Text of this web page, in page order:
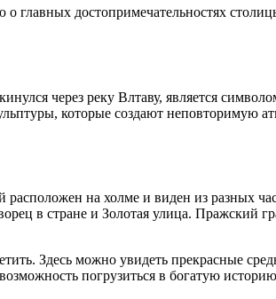
главных достопримечательностях
через реку Влтаву, является
которые создают неповторимую
на холме и виден из разных
в стране и Золотая улица. Пражский
Здесь можно увидеть прекрасные
погрузиться в богатую